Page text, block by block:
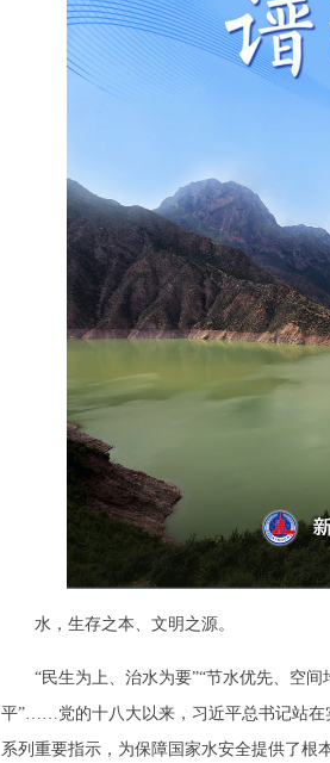
水，生存之本、文明之源。
“民生为上、治水为要”“节水优先、空
平”……党的十八大以来，习近平总书记站在
系列重要指示，为保障国家水安全提供了根